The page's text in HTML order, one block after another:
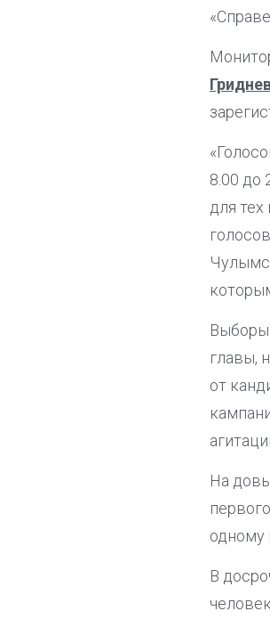
8.00 до
для
Выборы
главы,
от
На
одному
В